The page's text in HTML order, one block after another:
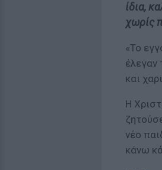
ίδια,
χωρίς
«Το
έλεγαν
και
Η
νέο
κάνω